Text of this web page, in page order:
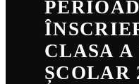
CLASA
ȘCOLAR